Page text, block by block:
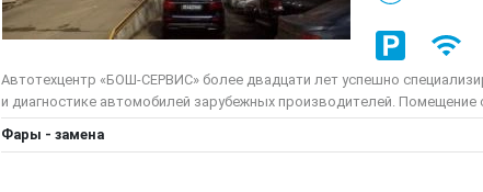
Автотехцентр «БОШ-СЕРВИС» более двадцати лет успешно
и диагностике автомобилей зарубежных производителей. Помещение
Фары - замена